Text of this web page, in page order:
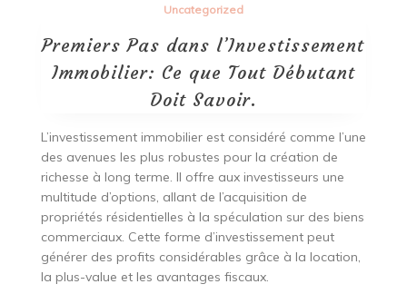
Uncategorized
Premiers Pas dans l’Investissement
Immobilier: Ce que Tout Débutant
Doit Savoir.
L’investissement immobilier est considéré comme l’une
des avenues les plus robustes pour la création de
richesse à long terme. Il offre aux investisseurs une
multitude d’options, allant de l’acquisition de
propriétés résidentielles à la spéculation sur des biens
commerciaux. Cette forme d’investissement peut
générer des profits considérables grâce à la location,
la plus-value et les avantages fiscaux.